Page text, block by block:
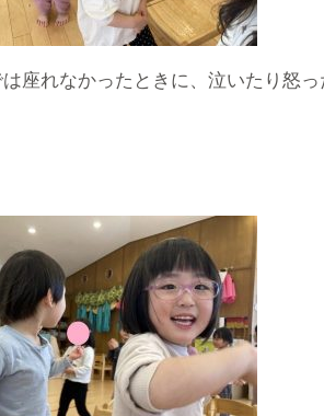
座れなかったときに、泣いたり怒